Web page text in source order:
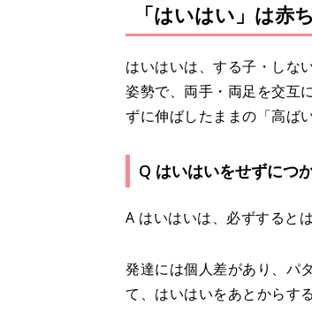
「はいはい」は赤
はいはいは、する子・しな
姿勢で、両手・両足を交互
ずに伸ばしたままの「高ば
Q はいはいをせずにつ
A はいはいは、必ずすると
発達には個人差があり、パ
て、はいはいをあとからす